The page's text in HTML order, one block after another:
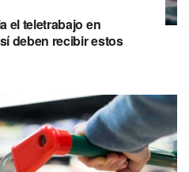
el teletrabajo en
deben recibir estos